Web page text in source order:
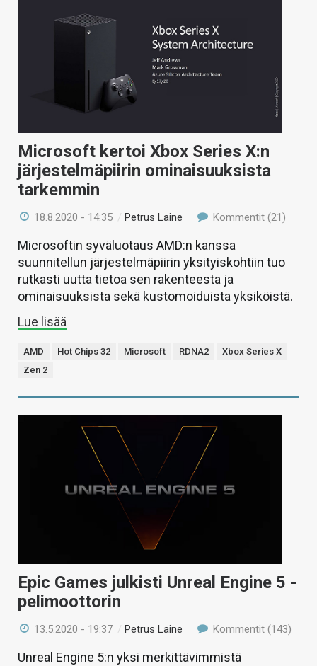
Microsoft kertoi Xbox Series X:n
järjestelmäpiirin ominaisuuksista
tarkemmin
18.8.2020 - 14:35 /Petrus Laine Kommentit (21)
Microsoftin syväluotaus AMD:n kanssa
suunnitellun järjestelmäpiirin yksityiskohtiin tuo
rutkasti uutta tietoa sen rakenteesta ja
ominaisuuksista sekä kustomoiduista yksiköistä.
Lue lisää
AMD Hot Chips 32 Microsoft RDNA2
Xbox Series X
Zen 2
Epic Games julkisti Unreal Engine 5 -
pelimoottorin
13.5.2020 - 19:37 /Petrus Laine Kommentit (143)
Unreal Engine 5:n yksi merkittävimmistä